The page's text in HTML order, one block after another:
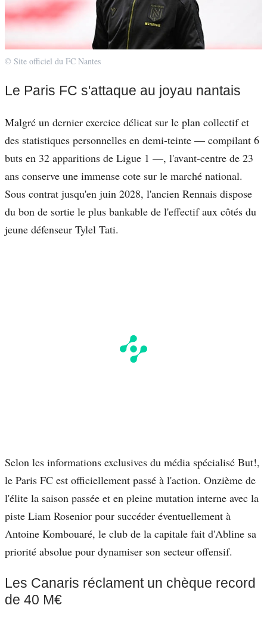
© Site officiel du FC Nantes
Le Paris FC s'attaque au joyau nantais
Malgré un dernier exercice délicat sur le plan collectif et
des statistiques personnelles en demi-teinte — compilant 6
buts en 32 apparitions de Ligue 1 —, l'avant-centre de 23
ans conserve une immense cote sur le marché national.
Sous contrat jusqu'en juin 2028, l'ancien Rennais dispose
du bon de sortie le plus bankable de l'effectif aux côtés du
jeune défenseur Tylel Tati.
Selon les informations exclusives du média spécialisé But!,
le Paris FC est officiellement passé à l'action. Onzième de
l'élite la saison passée et en pleine mutation interne avec la
piste Liam Rosenior pour succéder éventuellement à
Antoine Kombouaré, le club de la capitale fait d'Abline sa
priorité absolue pour dynamiser son secteur offensif.
Les Canaris réclament un chèque record
de 40 M€